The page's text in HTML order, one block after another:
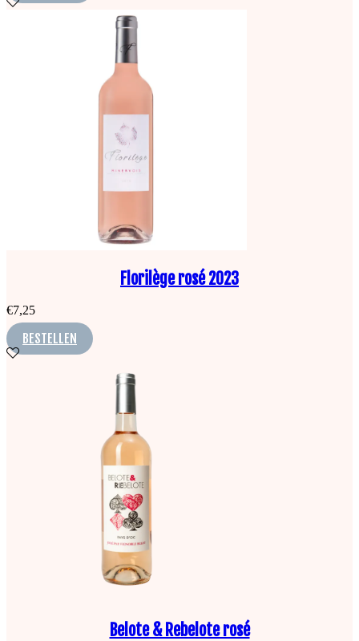
Florilège rosé 2023
€7,25
BESTELLEN
Belote & Rebelote rosé